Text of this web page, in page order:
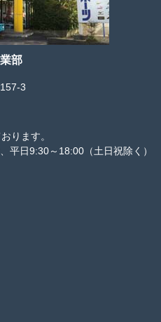
部
3
ります。
平日9:30～18:00（土日祝除く）